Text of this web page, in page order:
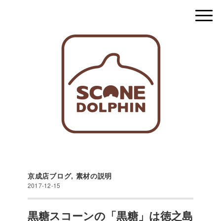
京成店ブログ, 素材の説明
2017-12-15
黒糖スコーンの「黒糖」は徳之島